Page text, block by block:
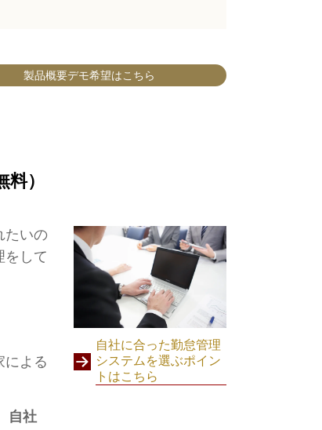
製品概要デモ希望はこちら
）
自社に合った勤怠管理
システムを選ぶポイン
トはこちら
たいの
をして
による
自社